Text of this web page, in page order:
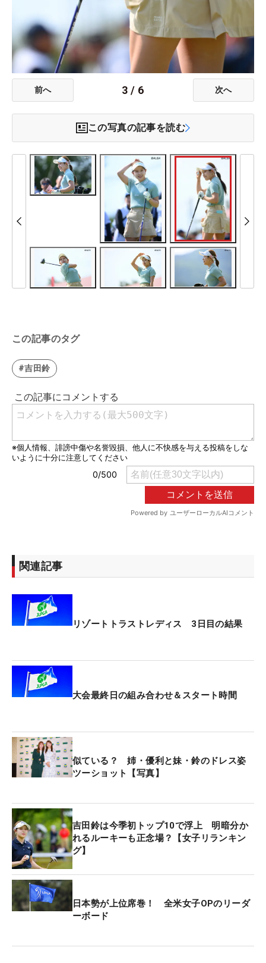
前へ 3 / 6 次へ
この写真の記事を読む
この記事のタグ
#吉田鈴
関連記事
リゾートトラストレディス 3日目の結果
大会最終日の組み合わせ＆スタート時間
似ている？ 姉・優利と妹・鈴のドレス姿
ツーショット【写真】
吉田鈴は今季初トップ10で浮上 明暗分か
れるルーキーも正念場？【女子リランキン
グ】
日本勢が上位席巻！ 全米女子OPのリーダ
ーボード